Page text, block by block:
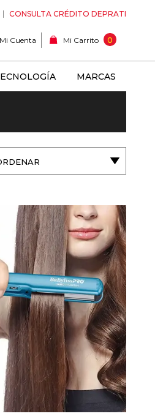
CONSULTA CRÉDITO DEPRATI
Mi Cuenta Mi Carrito 0
MARCAS